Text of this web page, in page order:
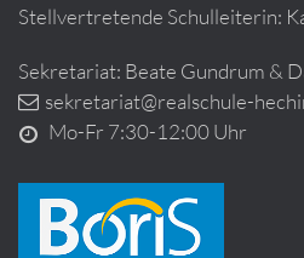
Stellvertretende Schulleiterin:
Sekretariat: Beate Gundrum &
sekretariat@realschule-
Mo-Fr 7:30-12:00 Uhr